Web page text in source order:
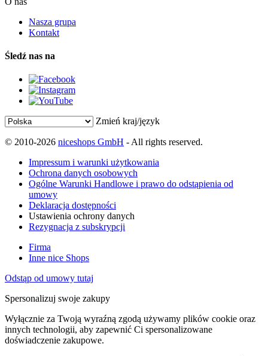
Nasza grupa
Kontakt
Śledź nas na
Zmień kraj/język
© 2010-2026 niceshops GmbH - All rights reserved.
Impressum i warunki użytkowania
Ochrona danych osobowych
Ogólne Warunki Handlowe i prawo do odstąpienia od
umowy
Deklaracja dostępności
Ustawienia ochrony danych
Rezygnacja z subskrypcji
Firma
Inne nice Shops
Odstąp od umowy tutaj
Spersonalizuj swoje zakupy
Wyłącznie za Twoją wyraźną zgodą używamy plików cookie oraz
innych technologii, aby zapewnić Ci spersonalizowane
doświadczenie zakupowe.